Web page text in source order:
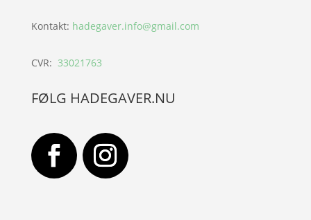
Kontakt: hadegaver.info@gmail.com
CVR: 33021763
FØLG HADEGAVER.NU